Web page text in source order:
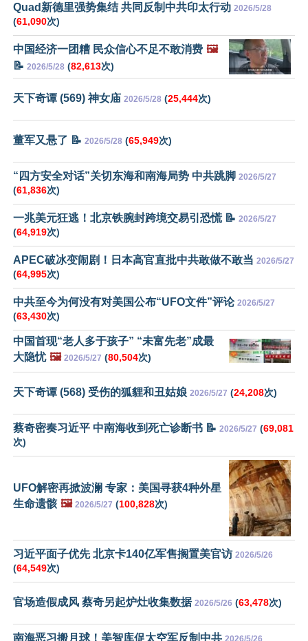
Quad新德里强势集结 共同反制中共印太行动 2026/5/28
(61,090次)
中国经济一团糟 民众信心不足不敢消费 🖼️
📝 2026/5/28 (82,613次)
天下奇谭 (569) 神女庙 2026/5/28 (25,444次)
董军又悬了 📝 2026/5/28 (65,949次)
“四方安全对话”关切东海和南海局势 中共跳脚 2026/5/27
(61,836次)
一兆美元狂逃！北京铁腕封跨境交易引恐慌 📝 2026/5/27
(64,919次)
APEC破冰变闹剧！日本高官直批中共敢做不敢当 2026/5/27
(64,995次)
中共至今为何没有对美国公布“UFO文件”评论 2026/5/27
(63,430次)
中国首现“老人多于孩子” “未富先老”成最
大隐忧 🖼️ 2026/5/27 (80,504次)
天下奇谭 (568) 受伤的狐貍和丑姑娘 2026/5/27 (24,208次)
蔡奇密奏习近平 中南海收到死亡诊断书 📝 2026/5/27 (69,081
次)
UFO解密再掀波澜 专家：美国寻获4种外星
生命遗骸 🖼️ 2026/5/27 (100,828次)
习近平面子优先 北京卡140亿军售搁置美官访 2026/5/26
(64,549次)
官场造假成风 蔡奇另起炉灶收集数据 2026/5/26 (63,478次)
南海恶习搬月球！美智库促太空军反制中共 2026/5/26